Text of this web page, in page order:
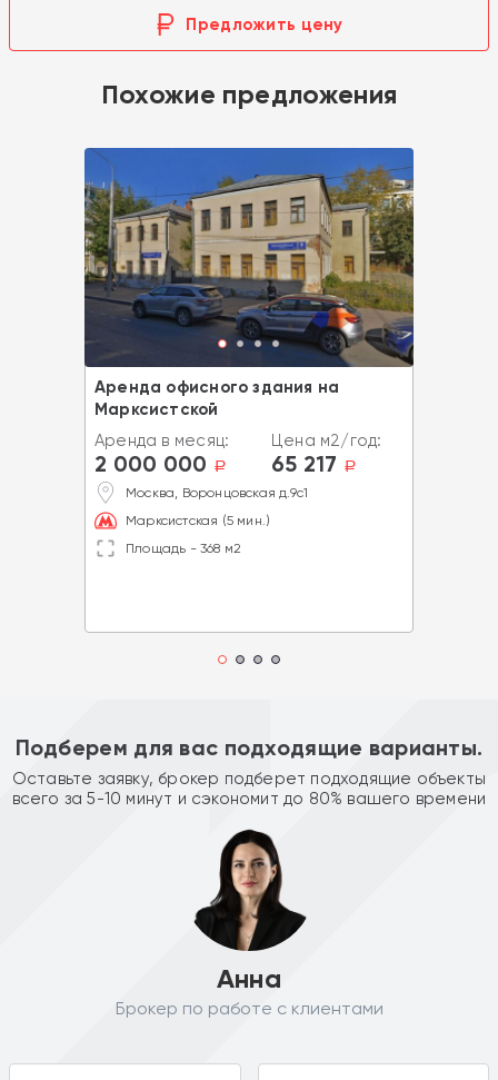
Предложить цену
Похожие предложения
Аренда офисного здания на
Марксистской
Аренда в месяц:
2 000 000 a
Цена м2/год:
65 217 a
Москва, Воронцовская д.9с1
Марксистская (5 мин.)
Площадь - 368 м2
Подберем для вас подходящие варианты.
Оставьте заявку, брокер подберет подходящие объекты
всего за 5-10 минут и сэкономит до 80% вашего времени
Анна
Брокер по работе с клиентами